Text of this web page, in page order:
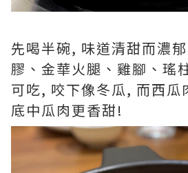
先喝半碗, 味道清甜而濃
膠、金華火腿、雞腳、瑤
可吃, 咬下像冬瓜, 而西瓜
底中瓜肉更香甜!